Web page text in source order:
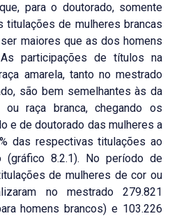
para o doutorado, somente
titulações de mulheres brancas
maiores que as dos homens
participações de títulos na
amarela, tanto no mestrado
são bem semelhantes às da
raça branca, chegando os
e de doutorado das mulheres a
das respectivas titulações ao
(gráfico 8.2.1). No período de
de mulheres de cor ou
no mestrado 279.821
homens brancos) e 103.226